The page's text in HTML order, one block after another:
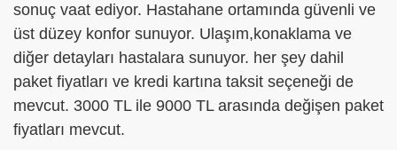
sonuç vaat ediyor. Hastahane ortamında güvenli ve
üst düzey konfor sunuyor. Ulaşım,konaklama ve
diğer detayları hastalara sunuyor. her şey dahil
paket fiyatları ve kredi kartına taksit seçeneği de
mevcut. 3000 TL ile 9000 TL arasında değişen paket
fiyatları mevcut.